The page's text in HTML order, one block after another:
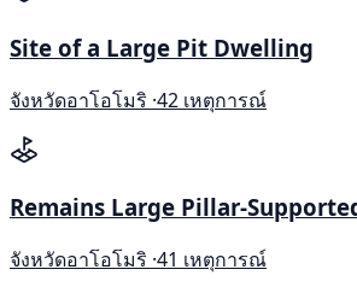
Site of a Large Pit Dwelling
จังหวัดอาโอโมริ ·42 เหตุการณ์
Remains Large Pillar-
จังหวัดอาโอโมริ ·41 เหตุการณ์